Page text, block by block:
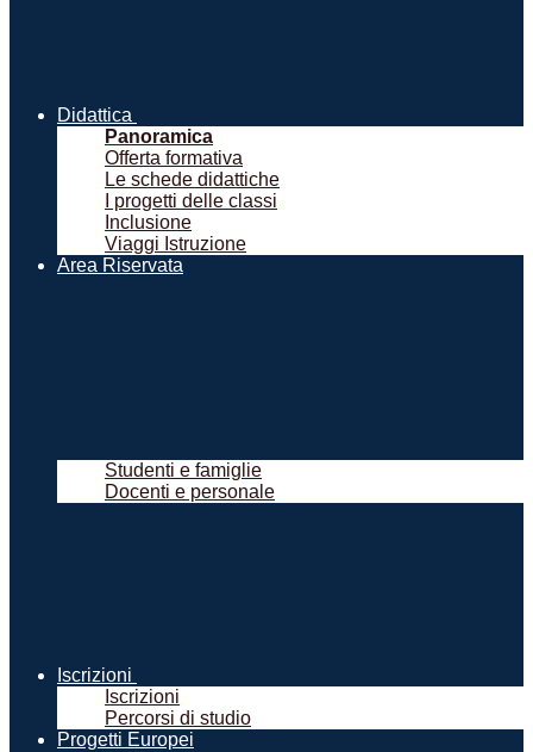
Didattica
Panoramica
Offerta formativa
Le schede didattiche
I progetti delle classi
Inclusione
Viaggi Istruzione
Area Riservata
Studenti e famiglie
Docenti e personale
Iscrizioni
Iscrizioni
Percorsi di studio
Progetti Europei